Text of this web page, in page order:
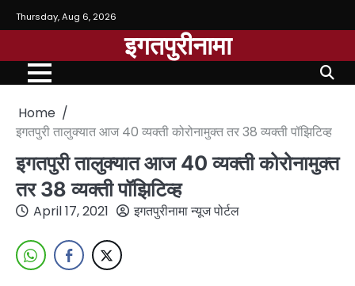
Thursday, Aug 6, 2026
इगतपुरीनामा
Home
इगतपुरी तालुक्यात आज 40 व्यक्ती कोरोनामुक्त तर 38 व्यक्ती पॉझिटिव्ह
इगतपुरी तालुक्यात आज 40 व्यक्ती कोरोनामुक्त
तर 38 व्यक्ती पॉझिटिव्ह
April 17, 2021 इगतपुरीनामा न्यूज पोर्टल